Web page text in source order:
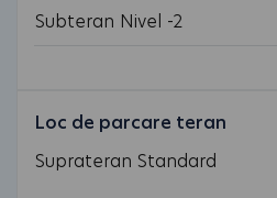
Subteran Nivel -2
Loc de parcare teran
Suprateran Standard